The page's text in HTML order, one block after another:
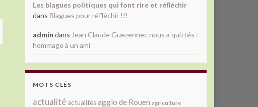
Les blagues politiques qui font rire et réfléchir
dans Blagues pour réfléchir !!!
admin dans Jean Claude Guezennec nous a quittés :
hommage à un ami
MOTS CLÉS
actualité actualitésagglo de Rouen agriculture